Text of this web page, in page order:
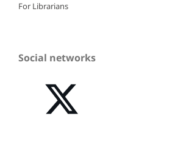
For Librarians
Social networks